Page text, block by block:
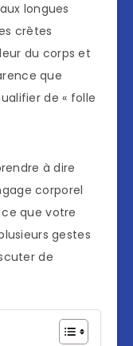
longues
crêtes
du corps et
que
de « folle
à dire
corporel
que votre
gestes
de